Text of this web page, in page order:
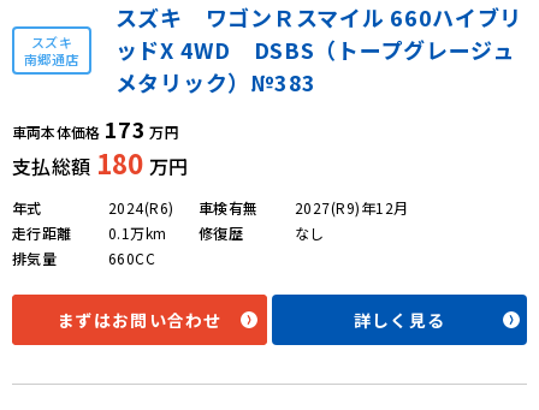
スズキ
南郷通店
スズキ ワゴンＲスマイル 660ハイブリ
ッドX 4WD DSBS（トープグレージュ
メタリック）№383
車両本体価格 173 万円
支払総額 180 万円
年式
2024(R6)
走行距離
0.1万km
排気量
660CC
車検有無
2027(R9)年12月
修復歴
なし
まずはお問い合わせ 詳しく見る